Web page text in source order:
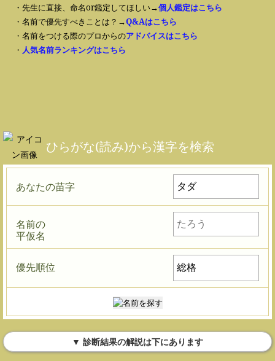
・先生に直接、命名or鑑定してほしい→個人鑑定はこちら
・名前で優先すべきことは？→Q&Aはこちら
・名前をつける際のプロからのアドバイスはこちら
・ 人気名前ランキングはこちら
ひらがな(読み)から漢字を検索
あなたの苗字
名前の
平仮名
優先順位
▼ 診断結果の解説は下にあります